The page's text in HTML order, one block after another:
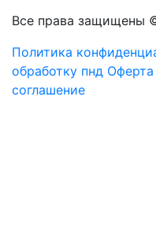
Все права
Политика
обработку пнд Оферта
соглашение